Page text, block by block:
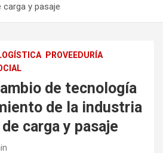
y pasaje
PROVEEDURÍA
de tecnología
de la industria
carga y pasaje